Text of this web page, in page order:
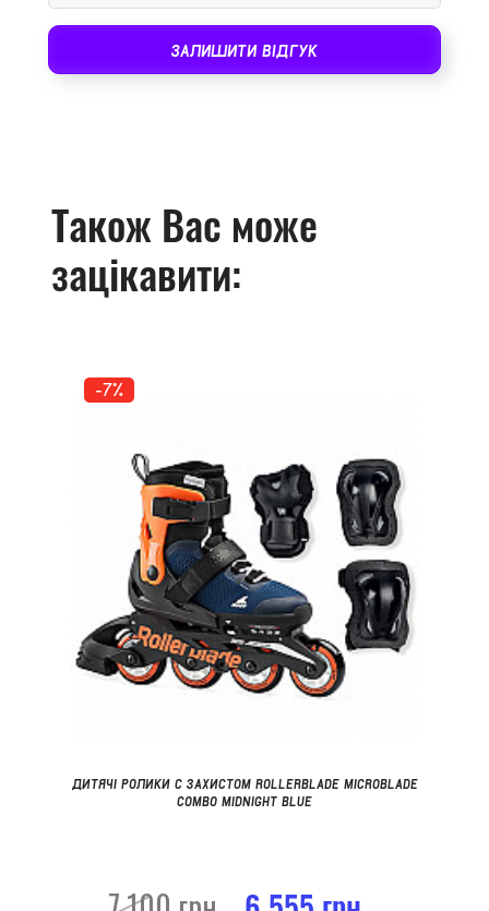
ЗАЛИШИТИ ВІДГУК
Також Вас може
зацікавити:
-7%
ДИТЯЧІ РОЛИКИ С ЗАХИСТОМ ROLLERBLADE MICROBLADE
COMBO MIDNIGHT BLUE